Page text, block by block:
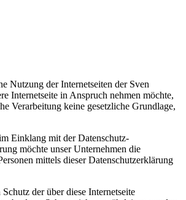
Nutzung der Internetseiten der Sven
Internetseite in Anspruch nehmen möchte,
Verarbeitung keine gesetzliche Grundlage,
Einklang mit der Datenschutz-
möchte unser Unternehmen die
mittels dieser Datenschutzerklärung
der über diese Internetseite